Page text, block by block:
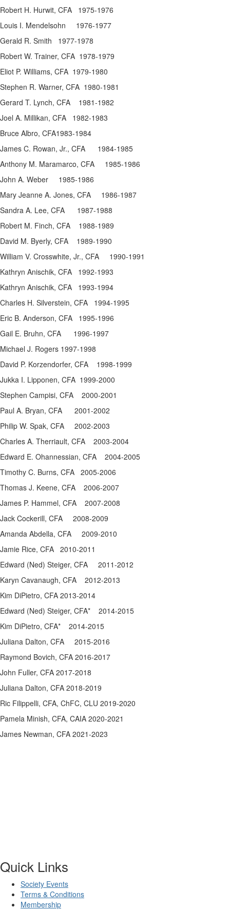
Robert H. Hurwit, CFA 1975-1976
Louis I. Mendelsohn 1976-1977
Gerald R. Smith 1977-1978
Robert W. Trainer, CFA 1978-1979
Eliot P. Williams, CFA 1979-1980
Stephen R. Warner, CFA 1980-1981
Gerard T. Lynch, CFA 1981-1982
Joel A. Millikan, CFA 1982-1983
Bruce Albro, CFA1983-1984
James C. Rowan, Jr., CFA 1984-1985
Anthony M. Maramarco, CFA 1985-1986
John A. Weber 1985-1986
Mary Jeanne A. Jones, CFA 1986-1987
Sandra A. Lee, CFA 1987-1988
Robert M. Finch, CFA 1988-1989
David M. Byerly, CFA 1989-1990
William V. Crosswhite, Jr., CFA 1990-1991
Kathryn Anischik, CFA 1992-1993
Kathryn Anischik, CFA 1993-1994
Charles H. Silverstein, CFA 1994-1995
Eric B. Anderson, CFA 1995-1996
Gail E. Bruhn, CFA 1996-1997
Michael J. Rogers 1997-1998
David P. Korzendorfer, CFA 1998-1999
Jukka I. Lipponen, CFA 1999-2000
Stephen Campisi, CFA 2000-2001
Paul A. Bryan, CFA 2001-2002
Philip W. Spak, CFA 2002-2003
Charles A. Therriault, CFA 2003-2004
Edward E. Ohannessian, CFA 2004-2005
Timothy C. Burns, CFA 2005-2006
Thomas J. Keene, CFA 2006-2007
James P. Hammel, CFA 2007-2008
Jack Cockerill, CFA 2008-2009
Amanda Abdella, CFA 2009-2010
Jamie Rice, CFA 2010-2011
Edward (Ned) Steiger, CFA 2011-2012
Karyn Cavanaugh, CFA 2012-2013
Kim DiPietro, CFA 2013-2014
Edward (Ned) Steiger, CFA* 2014-2015
Kim DiPietro, CFA* 2014-2015
Juliana Dalton, CFA 2015-2016​
Raymond Bovich, CFA 2016-2017​
John Fuller, CFA 2017-2018
Juliana Dalton, CFA 2018-2019​
Ric Filippelli, CFA, ChFC, CLU 2019-2020
Pamela Minish, CFA, CAIA 2020-2021
James Newman, CFA 2021-2023
Quick Links
Society Events
Terms & Conditions
Membership